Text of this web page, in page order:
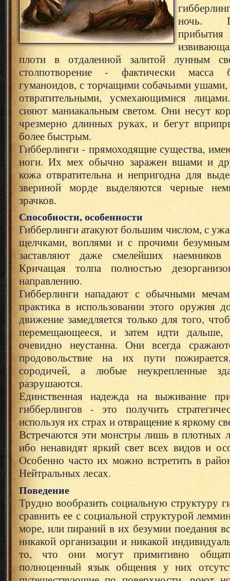
ночь.
прибытия
плоти в отдаленной залитой лунным
столпотворение - фактически масса
гуманоидов, с торчащими собачьими
отвратительными, усмехающимися
сияют маниакальным светом. Они несут
чрезмерно длинных руках, и бегут
более быстрым.
Гибберлинги - прямоходящие существа,
ноги. Их мех обычно заражен вшами и
кожа отвратительна и непригодна для
звериной морде выделяются черные
зрачков.
Способности, особенности
Гибберлинги атакуют большим числом, с
щелчками, воплями и с прочими
заставляют даже смелейших
Кричащая толпа полностью
направлению.
Гибберлинги нападают с обычными
практика в использовании этого оружия
движение замедляется только для того,
перемещающееся, и затем идти дальше,
очевидно неустанна. Они всегда
продовольствие на их пути
сородичей, а любые неукрепленные
разрушаются.
Единственная надежда на выживание
гибберлингов - это получить
используя их страх и отвращение к яркому
Встречаются эти монстры лишь в плотных
ибо ненавидят яркий свет всех видов и
Особенно часто их можно встретить в
Нейтральных лесах.
Поведение
Трудно вообразить социальную структуру
сравнить ее с социальной структурой
море, или пираний в их безумии поедания
никакой организации и никакой
то, что они могут примитивно
полноценный язык общения у них